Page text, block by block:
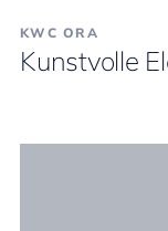
KWC ORA
Kunstvolle